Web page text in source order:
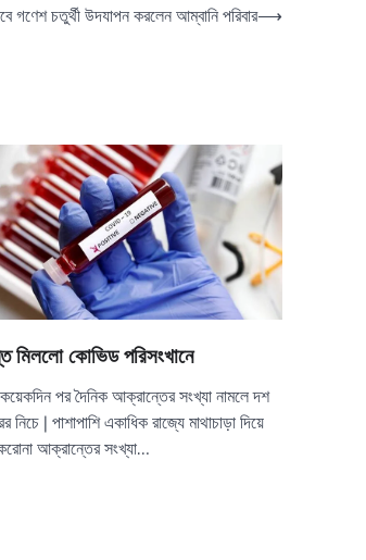
গণেশ চতুর্থী উদযাপন করলেন আম্বানি পরিবার⟶
মিললো কোভিড পরিসংখানে
পর দৈনিক আক্রান্তের সংখ্যা নামলে দশ
নিচে | পাশাপাশি একাধিক রাজ্যে মাথাচাড়া দিয়ে
আক্রান্তের সংখ্যা…